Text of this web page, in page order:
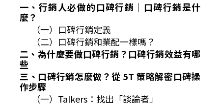
一、行銷人必做的口碑行銷｜口碑行銷是什
麼？
（一）口碑行銷定義
（二）口碑行銷和業配一樣嗎？
二、為什麼要做口碑行銷？口碑行銷效益有哪
些
三、口碑行銷怎麼做？從 5T 策略解密口碑操
作步驟
（一）Talkers：找出「談論者」